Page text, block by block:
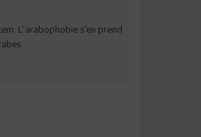
L’arabophobie s’en prend